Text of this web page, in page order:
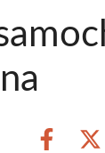
Share